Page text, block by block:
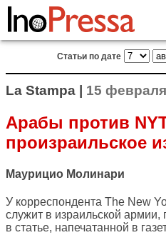
Статьи по дате
La Stampa | 15 февраля
Арабы против
произраильское
Маурицио Молинари
У корреспондента The New
служит в израильской
в статье, напечатанной в